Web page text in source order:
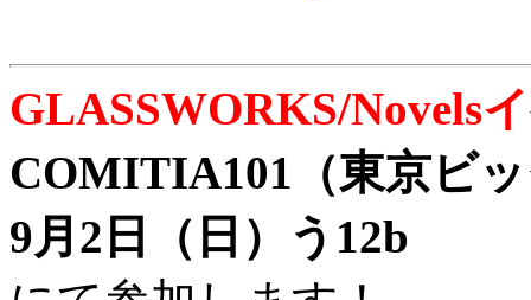
GLASSWORKS/Novels
COMITIA101（東京ビ
9月2日（日）う12b